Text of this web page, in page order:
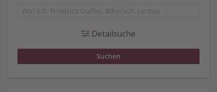
Detailsuche